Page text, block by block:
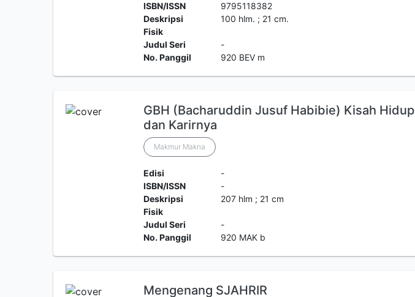
ISBN/ISSN
9795118382
Deskripsi
Fisik
100 hlm. ; 21 cm.
Judul Seri
-
No. Panggil
920 BEV m
GBH (Bacharuddin Jusuf Habibie) Kisah Hidup
dan Karirnya
Makmur Makna
Edisi
-
ISBN/ISSN
-
Deskripsi
Fisik
207 hlm ; 21 cm
Judul Seri
-
No. Panggil
920 MAK b
Mengenang SJAHRIR